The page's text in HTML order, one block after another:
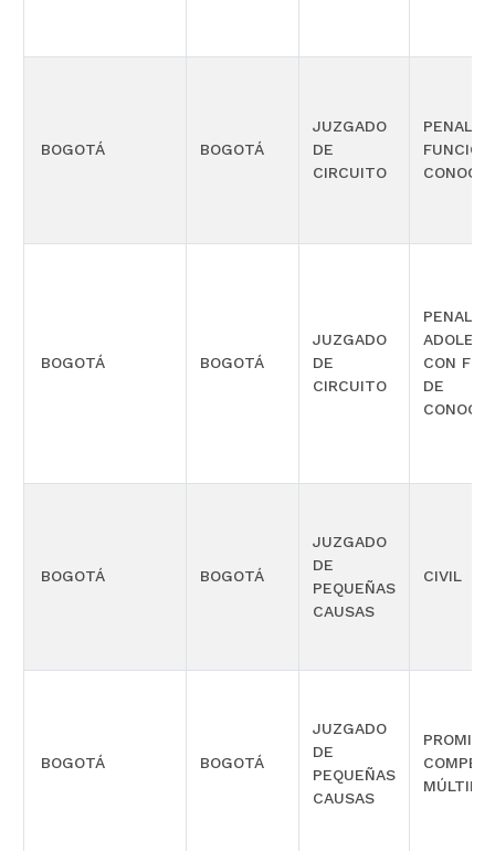
BOGOTÁ BOGOTÁ
JUZGADO
DE
CIRCUITO
PENAL
BOGOTÁ BOGOTÁ
JUZGADO
DE
CIRCUITO
PENAL
CON
DE
BOGOTÁ BOGOTÁ
JUZGADO
DE
PEQUEÑAS
CAUSAS
CIVIL
BOGOTÁ BOGOTÁ
JUZGADO
DE
PEQUEÑAS
CAUSAS